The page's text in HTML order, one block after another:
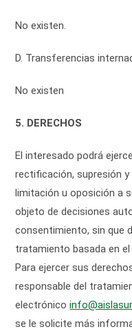
No existen.
D. Transferencias
No existen
5. DERECHOS
El interesado podrá
rectificación, supresión
limitación u oposición a
objeto de decisiones
consentimiento, sin que
tratamiento basada en
Para ejercer sus
responsable del
electrónico
se le solicite más